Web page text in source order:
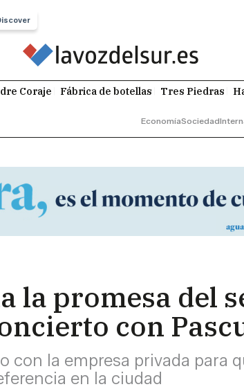
Coraje Fábrica de botellas Tres Piedras
EconomíaSociedad
la promesa del
con
con la empresa privada para
en la ciudad